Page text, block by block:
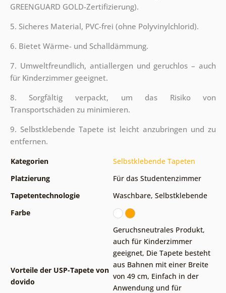
GREENGUARD GOLD-Zertifizierung).
5. Sicheres Material, PVC-frei (ohne Polyvinylchlorid).
6. Bietet Wärme- und Schalldämmung.
7. Umweltfreundlich, antiallergen und geruchlos – auch
für Kinderzimmer geeignet.
8. Sorgfältig verpackt, um das Risiko von
Transportschäden zu minimieren.
9. Selbstklebende Tapete ist leicht anzubringen und zu
entfernen.
Kategorien
Selbstklebende Tapeten
Platzierung
Für das Studentenzimmer
Tapetentechnologie
Waschbare, Selbstklebende
Farbe
Vorteile der USP-Tapete von
dovido
Geruchsneutrales Produkt,
auch für Kinderzimmer
geeignet, Die Tapete besteht
aus Bahnen mit einer Breite
von 49 cm, Einfach in der
Anwendung und für